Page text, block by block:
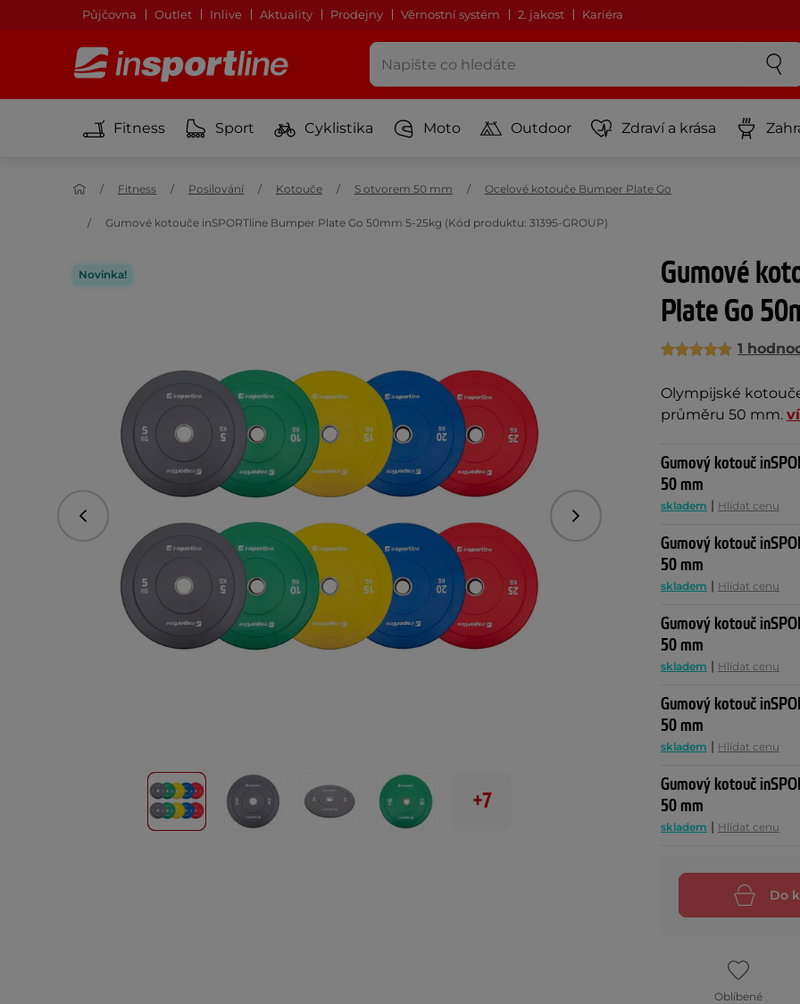
Půjčovna Outlet Inlive Aktuality Prodejny Věrnostní systém 2. jakost Kariéra
Fitness Sport Cyklistika Moto Outdoor Zdraví a krása
Fitness Posilování Kotouče S otvorem 50 mm Ocelové kotouče Bumper Plate Go
Gumové kotouče inSPORTline Bumper Plate Go 50mm 5-25kg (Kód produktu: 31395-GROUP)
Gumové
Plate Go
1
Olympijské
průměru 50 mm.
Novinka!
Předchozí Následující
+7
Gumový kotouč
50 mm
skladem | Hlídat cenu
Gumový kotouč
50 mm
skladem | Hlídat cenu
Gumový kotouč
50 mm
skladem | Hlídat cenu
Gumový kotouč
50 mm
skladem | Hlídat cenu
Gumový kotouč
50 mm
skladem | Hlídat cenu
Do
Oblíbené